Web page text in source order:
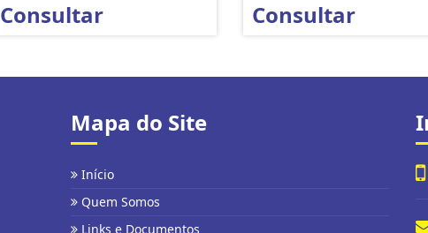
Consultar Consultar
Mapa do Site
Início
Quem Somos
Links e Documentos